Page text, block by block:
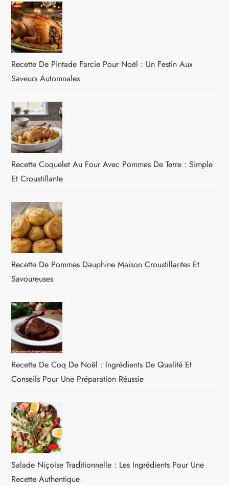
Recette De Pintade Farcie Pour Noël : Un Festin Aux
Saveurs Automnales
Recette Coquelet Au Four Avec Pommes De Terre : Simple
Et Croustillante
Recette De Pommes Dauphine Maison Croustillantes Et
Savoureuses
Recette De Coq De Noël : Ingrédients De Qualité Et
Conseils Pour Une Préparation Réussie
Salade Niçoise Traditionnelle : Les Ingrédients Pour Une
Recette Authentique